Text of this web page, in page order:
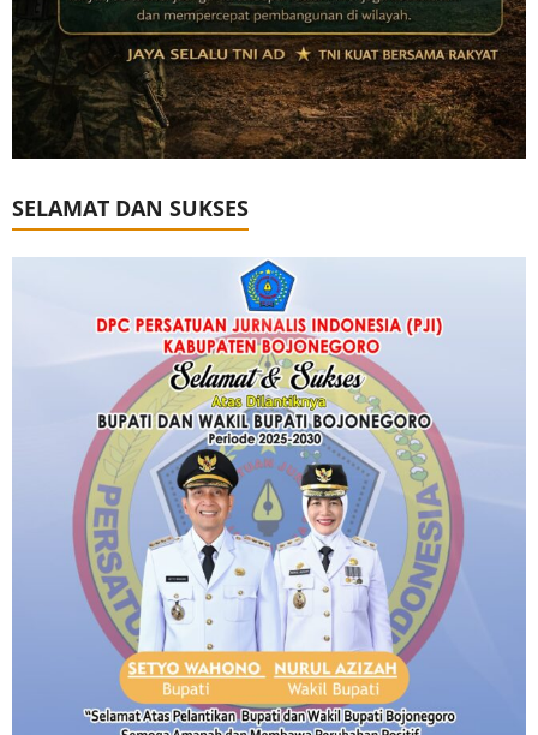
SELAMAT DAN SUKSES